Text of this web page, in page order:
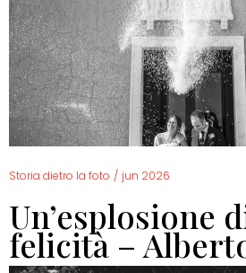
Storia dietro la foto / jun 2026
Un’esplosione
felicità –